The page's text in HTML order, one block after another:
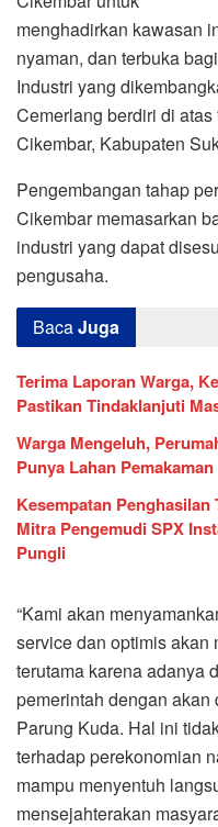
menghadirkan kawasan
nyaman, dan terbuka
Industri yang
Cemerlang berdiri di
Cikembar, Kabupaten
Pengembangan tahap
Cikembar memasarkan
industri yang dapat
pengusaha.
BacaJuga
Terima Laporan Warga,
Pastikan Tindaklanjuti
Warga Mengeluh,
Punya Lahan Pemakaman
Kesempatan
Mitra Pengemudi SPX
Pungli
“Kami akan
service dan optimis akan
terutama karena adanya
pemerintah dengan akan
Parung Kuda. Hal ini
terhadap perekonomian
mampu menyentuh
mensejahterakan